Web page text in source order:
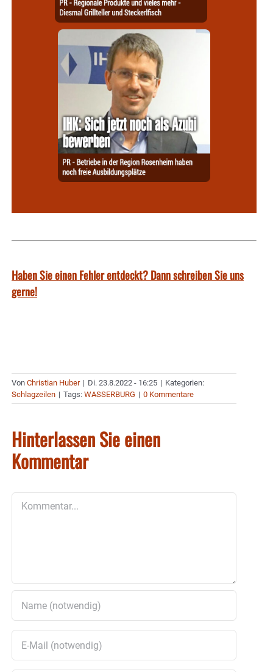
Haben Sie einen Fehler entdeckt? Dann schreiben Sie uns
gerne!
Von Christian Huber | Di. 23.8.2022 - 16:25 | Kategorien:
Schlagzeilen | Tags: WASSERBURG | 0 Kommentare
Hinterlassen Sie einen
Kommentar